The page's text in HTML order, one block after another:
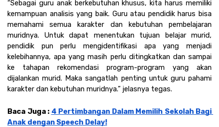
“Sebagai guru anak berkebutuhan khusus, kita harus memiliki
kemampuan analisis yang baik. Guru atau pendidik harus bisa
memahami semua karakter dan kebutuhan pembelajaran
muridnya. Untuk dapat menentukan tujuan belajar murid,
pendidik pun perlu mengidentifikasi apa yang menjadi
kelebihannya, apa yang masih perlu ditingkatkan dan sampai
ke tahapan rekomendasi program-program yang akan
dijalankan murid. Maka sangatlah penting untuk guru pahami
karakter dan kebutuhan muridnya.” jelasnya tegas.
Baca Juga : 4 Pertimbangan Dalam Memilih Sekolah Bagi
Anak dengan Speech Delay!